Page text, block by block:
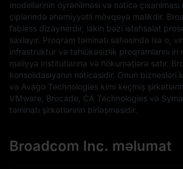
modellərinin öyrənilməsi və nəticə
çiplərində əhəmiyyətli mövqeyə malikdir.
fabless dizaynerdir, lakin bəzi istehsalat
saxlayır. Proqram təminatı sahəsində isə o,
infrastruktur və təhlükəsizlik proqramlarını iri
maliyyə institutlarına və hökumətlərə satır.
konsolidasiyanın nəticəsidir. Onun biznesləri
və Avago Technologies kimi keçmiş
VMware, Brocade, CA Technologies və
təminatı şirkətlərinin birləşməsidir.
Broadcom Inc. məlumat